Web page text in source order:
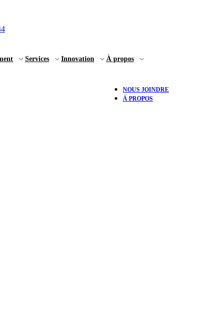
Services Innovation À propos
NOUS JOINDRE
À PROPOS